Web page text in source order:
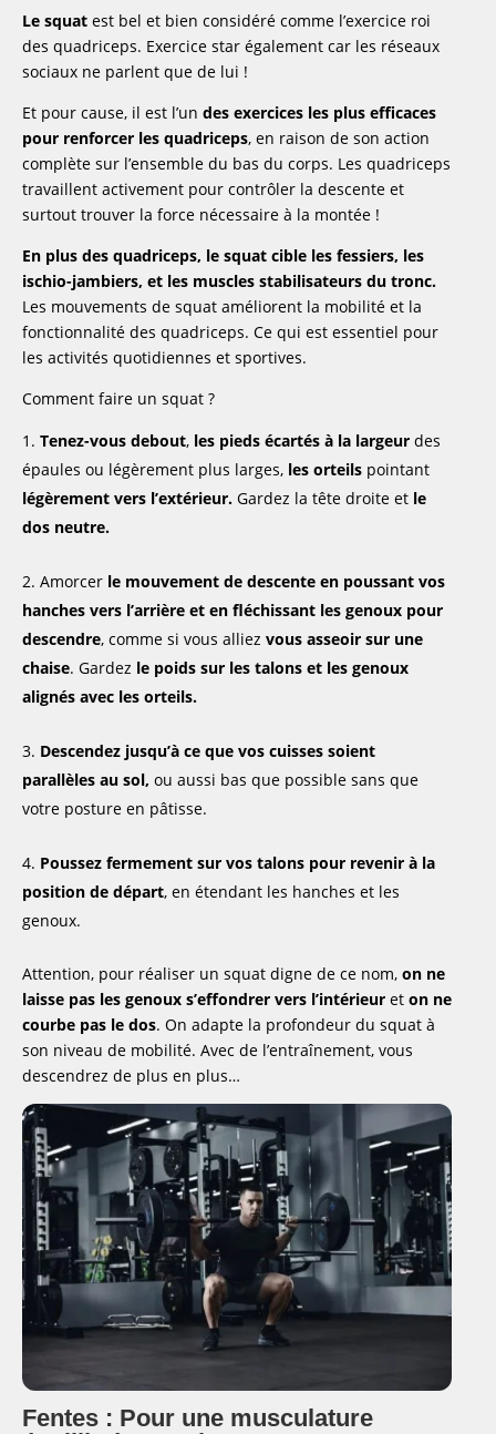
Le squat est bel et bien considéré comme l’exercice roi
des quadriceps. Exercice star également car les réseaux
sociaux ne parlent que de lui !
Et pour cause, il est l’un des exercices les plus efficaces
pour renforcer les quadriceps, en raison de son action
complète sur l’ensemble du bas du corps. Les quadriceps
travaillent activement pour contrôler la descente et
surtout trouver la force nécessaire à la montée !
En plus des quadriceps, le squat cible les fessiers, les
ischio-jambiers, et les muscles stabilisateurs du tronc.
Les mouvements de squat améliorent la mobilité et la
fonctionnalité des quadriceps. Ce qui est essentiel pour
les activités quotidiennes et sportives.
Comment faire un squat ?
Tenez-vous debout, les pieds écartés à la largeur des
épaules ou légèrement plus larges, les orteils pointant
légèrement vers l’extérieur. Gardez la tête droite et le
dos neutre.
Amorcer le mouvement de descente en poussant vos
hanches vers l’arrière et en fléchissant les genoux pour
descendre, comme si vous alliez vous asseoir sur une
chaise. Gardez le poids sur les talons et les genoux
alignés avec les orteils.
Descendez jusqu’à ce que vos cuisses soient
parallèles au sol, ou aussi bas que possible sans que
votre posture en pâtisse.
Poussez fermement sur vos talons pour revenir à la
position de départ, en étendant les hanches et les
genoux.
Attention, pour réaliser un squat digne de ce nom, on ne
laisse pas les genoux s’effondrer vers l’intérieur et on ne
courbe pas le dos. On adapte la profondeur du squat à
son niveau de mobilité. Avec de l’entraînement, vous
descendrez de plus en plus…
Fentes : Pour une musculature